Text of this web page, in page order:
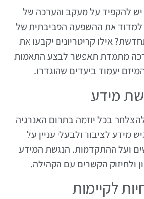
להקפיד על מעקב והערכה של
למדוד את ההשפעה הסביבתית של
אילו קריטריונים יקבעו את
מתמדת תאפשר לבצע התאמות
יעמוד ביעדים שהוגדרו.
מידע
בכל יוזמה בתחום האנרגיה
מידע לציבור ולבעלי עניין על
ועל ההתקדמות. הנגשת המידע
ולחיזוק הקשרים עם הקהילה.
לקיימות